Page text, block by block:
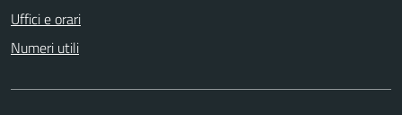
Uffici e orari
Numeri utili